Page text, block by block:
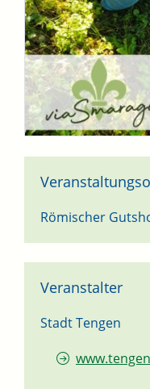
Römischer
Veranstalter
Stadt Tengen